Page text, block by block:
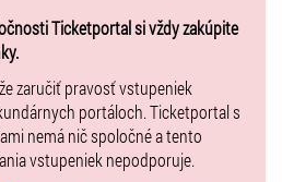
Ticketportal si vždy zakúpite
zaručiť pravosť vstupeniek
portáloch. Ticketportal s
nemá nič spoločné a tento
vstupeniek nepodporuje.